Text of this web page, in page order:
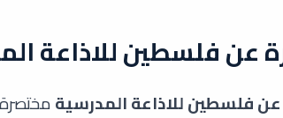
عن فلسطين للاذاعة
فلسطين للاذاعة المدرسية